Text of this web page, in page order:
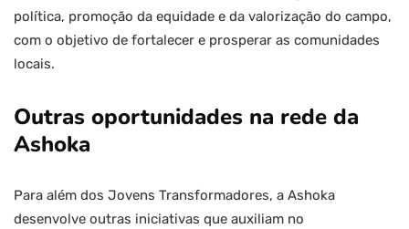
política, promoção da equidade e da valorização do campo,
com o objetivo de fortalecer e prosperar as comunidades
locais.
Outras oportunidades na rede da
Ashoka
Para além dos Jovens Transformadores, a Ashoka
desenvolve outras iniciativas que auxiliam no